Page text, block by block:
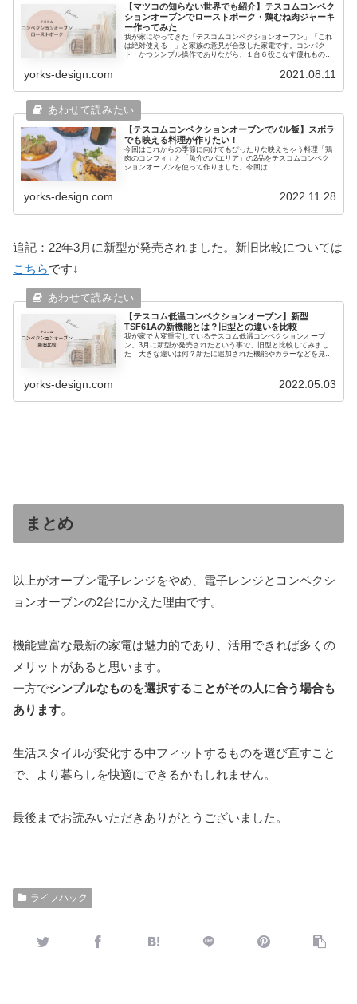
【マツコの知らない世界でも紹介】テスコムコンベク
ションオーブンでローストポーク・鶏むね肉ジャーキ
ー作ってみた
我が家にやってきた「テスコムコンベクションオーブン」「これ
は絶対使える！」と家族の意見が合致した家電です。コンパク
ト・かつシンプル操作でありながら、１台６役こなす優れもの。
トポークと鶏むね肉のジャーキーを作ってみました。
yorks-design.com 2021.08.11
【テスコムコンベクションオーブンでバル飯】スボラ
でも映える料理が作りたい！
今回はこれからの季節に向けてもぴったりな映えちゃう料理「鶏
肉のコンフィ」と「魚介のパエリア」の2品をテスコムコンベク
ションオーブンを使って作りました。今回は
料理が食べたい･･」にそんな方にオススメです。
yorks-design.com 2022.11.28
追記：22年3月に新型が発売されました。新旧比較については
こちらです↓
【テスコム低温コンベクションオーブン】新型
TSF61Aの新機能とは？旧型との違いを比較
我が家で大変重宝しているテスコム低温コンベクションオーブ
ン。3月に新型が発売されたという事で、旧型と比較してみまし
た！大きな違いは何？新たに追加された機能やカラーなどを見て
yorks-design.com 2022.05.03
まとめ
以上がオーブン電子レンジをやめ、電子レンジとコンベクシ
ョンオーブンの2台にかえた理由です。
機能豊富な最新の家電は魅力的であり、活用できれば多くの
メリットがあると思います。
一方でシンプルなものを選択することがその人に合う場合も
あります。
生活スタイルが変化する中フィットするものを選び直すこと
で、より暮らしを快適にできるかもしれません。
最後までお読みいただきありがとうございました。
ライフハック